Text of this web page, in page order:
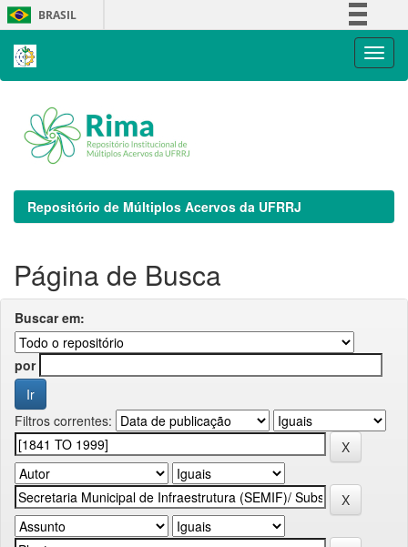
Skip
navigation
BRASIL
Repositório de Múltiplos Acervos da UFRRJ
Página de Busca
Buscar em:
por
Filtros correntes: